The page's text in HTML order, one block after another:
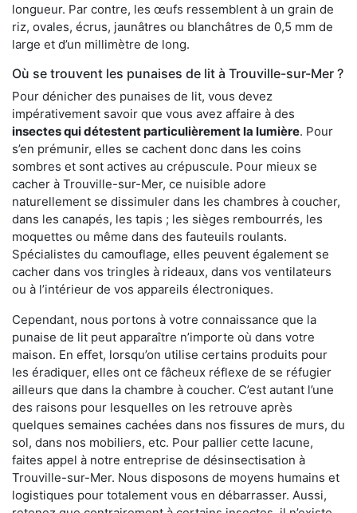
longueur. Par contre, les œufs ressemblent à un grain de
riz, ovales, écrus, jaunâtres ou blanchâtres de 0,5 mm de
large et d’un millimètre de long.
Où se trouvent les punaises de lit à Trouville-sur-Mer ?
Pour dénicher des punaises de lit, vous devez
impérativement savoir que vous avez affaire à des
insectes qui détestent particulièrement la lumière. Pour
s’en prémunir, elles se cachent donc dans les coins
sombres et sont actives au crépuscule. Pour mieux se
cacher à Trouville-sur-Mer, ce nuisible adore
naturellement se dissimuler dans les chambres à coucher,
dans les canapés, les tapis ; les sièges rembourrés, les
moquettes ou même dans des fauteuils roulants.
Spécialistes du camouflage, elles peuvent également se
cacher dans vos tringles à rideaux, dans vos ventilateurs
ou à l’intérieur de vos appareils électroniques.
Cependant, nous portons à votre connaissance que la
punaise de lit peut apparaître n’importe où dans votre
maison. En effet, lorsqu’on utilise certains produits pour
les éradiquer, elles ont ce fâcheux réflexe de se réfugier
ailleurs que dans la chambre à coucher. C’est autant l’une
des raisons pour lesquelles on les retrouve après
quelques semaines cachées dans nos fissures de murs, du
sol, dans nos mobiliers, etc. Pour pallier cette lacune,
faites appel à notre entreprise de désinsectisation à
Trouville-sur-Mer. Nous disposons de moyens humains et
logistiques pour totalement vous en débarrasser. Aussi,